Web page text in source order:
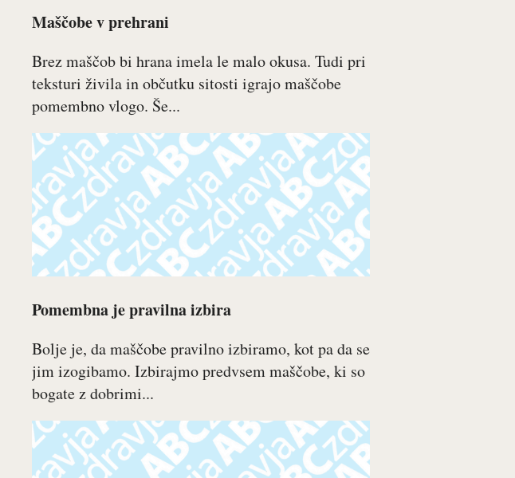
Maščobe v prehrani
Brez maščob bi hrana imela le malo okusa. Tudi pri
teksturi živila in občutku sitosti igrajo maščobe
pomembno vlogo. Še...
Pomembna je pravilna izbira
Bolje je, da maščobe pravilno izbiramo, kot pa da se
jim izogibamo. Izbirajmo predvsem maščobe, ki so
bogate z dobrimi...